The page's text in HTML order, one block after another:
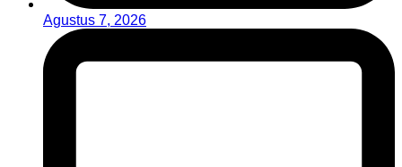
Agustus 7, 2026